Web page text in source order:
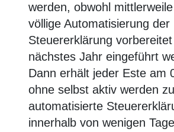
werden, obwohl
völlige Automatisierung der
Steuererklärung
nächstes Jahr eingeführt
Dann erhält jeder Este am
ohne selbst aktiv werden
automatisierte
innerhalb von wenigen